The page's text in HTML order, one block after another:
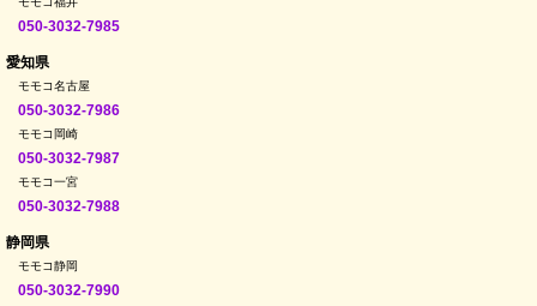
050-3032-7985
愛知県
モモコ名古屋
050-3032-7986
モモコ岡崎
050-3032-7987
モモコ一宮
050-3032-7988
静岡県
モモコ静岡
050-3032-7990